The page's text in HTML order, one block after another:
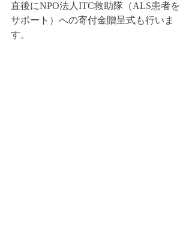
直後にNPO法人ITC救助隊（ALS患者を
サポート）への寄付金贈呈式も行いま
す。